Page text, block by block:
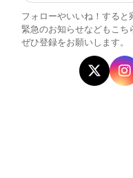
フォローやいいね！すると
緊急のお知らせなどもこち
ぜひ登録をお願いします。